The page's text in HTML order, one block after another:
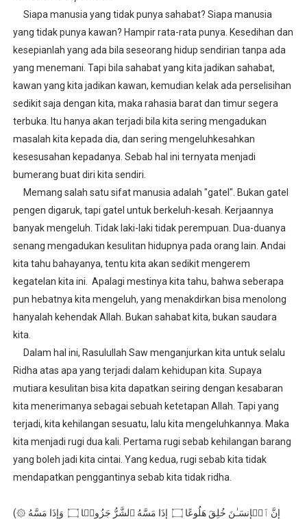
Berenang Dalam Aquarium
Diseminasi Disiplin Positif
Asam Potong Obat Batuk
Tips Berani Memulai Menulis
SMP Negeri 12 Lhokseumawe Melaju ke OSN tingkat
Siapa manusia yang tidak punya sahabat? Siapa manusia
yang tidak punya kawan? Hampir rata-rata punya. Kesedihan dan
kesepianlah yang ada bila seseorang hidup sendirian tanpa ada
yang menemani. Tapi bila sahabat yang kita jadikan sahabat,
kawan yang kita jadikan kawan, kemudian kelak ada perselisihan
sedikit saja dengan kita, maka rahasia barat dan timur segera
terbuka. Itu hanya akan terjadi bila kita sering mengadukan
masalah kita kepada dia, dan sering mengeluhkesahkan
kesesusahan kepadanya. Sebab hal ini ternyata menjadi
bumerang buat diri kita sendiri.
Memang salah satu sifat manusia adalah "gatel". Bukan gatel
pengen digaruk, tapi gatel untuk berkeluh-kesah. Kerjaannya
banyak mengeluh. Tidak laki-laki tidak perempuan. Dua-duanya
senang mengadukan kesulitan hidupnya pada orang lain. Andai
kita tahu bahayanya, tentu kita akan sedikit mengerem
kegatelan kita ini. Apalagi mestinya kita tahu, bahwa seberapa
pun hebatnya kita mengeluh, yang menakdirkan bisa menolong
hanyalah kehendak Allah. Bukan sahabat kita, bukan saudara
kita.
Dalam hal ini, Rasulullah Saw menganjurkan kita untuk selalu
Ridha atas apa yang terjadi dalam kehidupan kita. Supaya
mutiara kesulitan bisa kita dapatkan seiring dengan kesabaran
kita menerimanya sebagai sebuah ketetapan Allah. Tapi yang
terjadi, kita kehilangan sesuatu, lalu kita mengeluhkannya. Maka
kita menjadi rugi dua kali. Pertama rugi sebab kehilangan barang
yang boleh jadi kita cintai. Yang kedua, rugi sebab kita tidak
mendapatkan penggantinya sebab kita tidak ridha.
(۞ إِنَّ ٱلۡإِنسَـٰنَ خُلِقَ هَلُوعًا ۝ إِذَا مَسَّهُ ٱلشَّرُّ جَزُوعࣰا ۝ وَإِذَا مَسَّهُ